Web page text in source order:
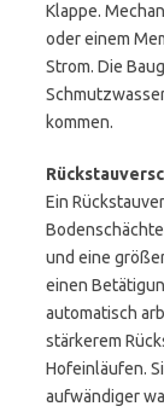
Klappe.
oder einem
Strom. Die
kommen.
Ein
und eine
einen
automatisch
stärkerem
Hofeinläufen.
aufwändiger